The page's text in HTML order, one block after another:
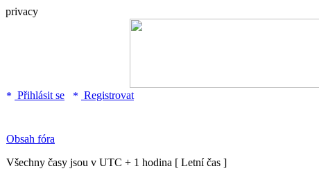
privacy
Přihlásit se Registrovat
Obsah fóra
Všechny časy jsou v UTC + 1 hodina [ Letní čas ]